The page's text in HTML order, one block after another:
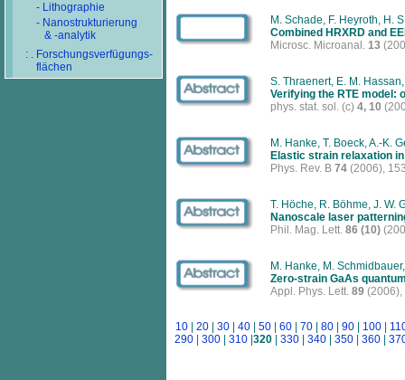
- Lithographie
- Nanostrukturierung
& -analytik
: . Forschungsverfügungs-
flächen
M. Schade, F. Heyroth, H.
Combined HRXRD and
Microsc. Microanal. 13
S. Thraenert, E. M.
Verifying the RTE model:
phys. stat. sol. (c) 4, 10
M. Hanke, T. Boeck, A.-K.
Elastic strain relaxation
Phys. Rev. B 74 (2006),
T. Höche, R. Böhme, J. W.
Nanoscale laser
Phil. Mag. Lett. 86 (10)
M. Hanke, M.
Zero-strain GaAs
Appl. Phys. Lett. 89 (2006),
10| 20| 30| 40| 50| 60| 70| 80| 90| 100|
290
300 310 320 330 340 350 360